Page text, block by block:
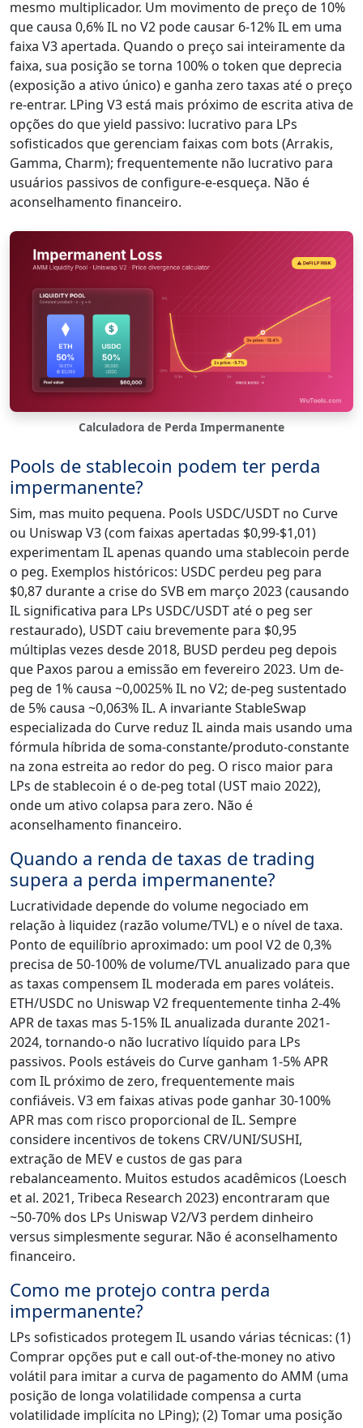
mesmo multiplicador. Um movimento de preço de 10%
que causa 0,6% IL no V2 pode causar 6-12% IL em uma
faixa V3 apertada. Quando o preço sai inteiramente da
faixa, sua posição se torna 100% o token que deprecia
(exposição a ativo único) e ganha zero taxas até o preço
re-entrar. LPing V3 está mais próximo de escrita ativa de
opções do que yield passivo: lucrativo para LPs
sofisticados que gerenciam faixas com bots (Arrakis,
Gamma, Charm); frequentemente não lucrativo para
usuários passivos de configure-e-esqueça. Não é
aconselhamento financeiro.
Calculadora de Perda Impermanente
Pools de stablecoin podem ter perda
impermanente?
Sim, mas muito pequena. Pools USDC/USDT no Curve
ou Uniswap V3 (com faixas apertadas $0,99-$1,01)
experimentam IL apenas quando uma stablecoin perde
o peg. Exemplos históricos: USDC perdeu peg para
$0,87 durante a crise do SVB em março 2023 (causando
IL significativa para LPs USDC/USDT até o peg ser
restaurado), USDT caiu brevemente para $0,95
múltiplas vezes desde 2018, BUSD perdeu peg depois
que Paxos parou a emissão em fevereiro 2023. Um de-
peg de 1% causa ~0,0025% IL no V2; de-peg sustentado
de 5% causa ~0,063% IL. A invariante StableSwap
especializada do Curve reduz IL ainda mais usando uma
fórmula híbrida de soma-constante/produto-constante
na zona estreita ao redor do peg. O risco maior para
LPs de stablecoin é o de-peg total (UST maio 2022),
onde um ativo colapsa para zero. Não é
aconselhamento financeiro.
Quando a renda de taxas de trading
supera a perda impermanente?
Lucratividade depende do volume negociado em
relação à liquidez (razão volume/TVL) e o nível de taxa.
Ponto de equilíbrio aproximado: um pool V2 de 0,3%
precisa de 50-100% de volume/TVL anualizado para que
as taxas compensem IL moderada em pares voláteis.
ETH/USDC no Uniswap V2 frequentemente tinha 2-4%
APR de taxas mas 5-15% IL anualizada durante 2021-
2024, tornando-o não lucrativo líquido para LPs
passivos. Pools estáveis do Curve ganham 1-5% APR
com IL próximo de zero, frequentemente mais
confiáveis. V3 em faixas ativas pode ganhar 30-100%
APR mas com risco proporcional de IL. Sempre
considere incentivos de tokens CRV/UNI/SUSHI,
extração de MEV e custos de gas para
rebalanceamento. Muitos estudos acadêmicos (Loesch
et al. 2021, Tribeca Research 2023) encontraram que
~50-70% dos LPs Uniswap V2/V3 perdem dinheiro
versus simplesmente segurar. Não é aconselhamento
financeiro.
Como me protejo contra perda
impermanente?
LPs sofisticados protegem IL usando várias técnicas: (1)
Comprar opções put e call out-of-the-money no ativo
volátil para imitar a curva de pagamento do AMM (uma
posição de longa volatilidade compensa a curta
volatilidade implícita no LPing); (2) Tomar uma posição